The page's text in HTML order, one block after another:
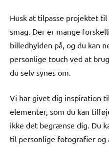
Husk at tilpasse projektet
smag. Der er mange
billedhylden på, og du kan
personlige touch ved at
du selv synes om.
Vi har givet dig inspiration
elementer, som du kan
ikke det begrænse dig. Du
til personlige fotografier og